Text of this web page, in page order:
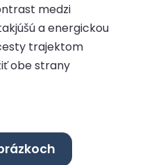
medzi
a energickou
trajektom
obe strany